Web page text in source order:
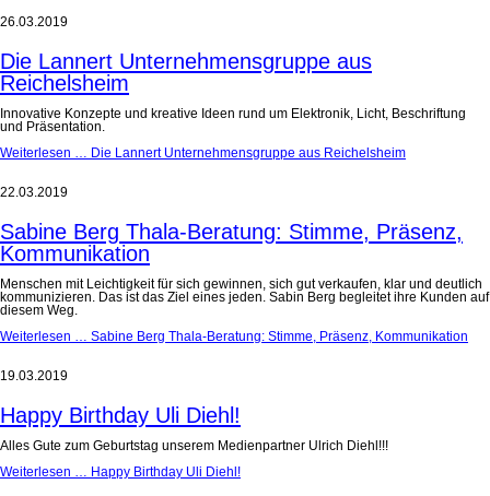
26.03.2019
Die Lannert Unternehmensgruppe aus
Reichelsheim
Innovative Konzepte und kreative Ideen rund um Elektronik, Licht, Beschriftung
und Präsentation.
Weiterlesen … Die Lannert Unternehmensgruppe aus Reichelsheim
22.03.2019
Sabine Berg Thala-Beratung: Stimme, Präsenz,
Kommunikation
Menschen mit Leichtigkeit für sich gewinnen, sich gut verkaufen, klar und deutlich
kommunizieren. Das ist das Ziel eines jeden. Sabin Berg begleitet ihre Kunden auf
diesem Weg.
Weiterlesen … Sabine Berg Thala-Beratung: Stimme, Präsenz, Kommunikation
19.03.2019
Happy Birthday Uli Diehl!
Alles Gute zum Geburtstag unserem Medienpartner Ulrich Diehl!!!
Weiterlesen … Happy Birthday Uli Diehl!